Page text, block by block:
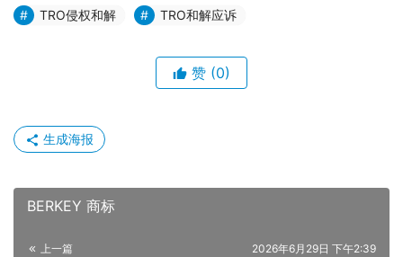
TRO侵权和解 TRO和解应诉
赞 (0)
生成海报
BERKEY 商标
上一篇 2026年6月29日 下午2:39